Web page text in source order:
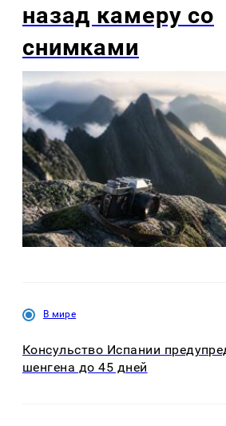
назад камеру со
снимками
В мире
Консульство Испании
шенгена до 45 дней